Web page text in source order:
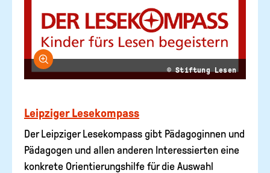
Bild vergrößern
© Stiftung Lesen
Leipziger Lesekompass
Der Leipziger Lesekompass gibt Pädagoginnen und
Pädagogen und allen anderen Interessierten eine
konkrete Orientierungshilfe für die Auswahl